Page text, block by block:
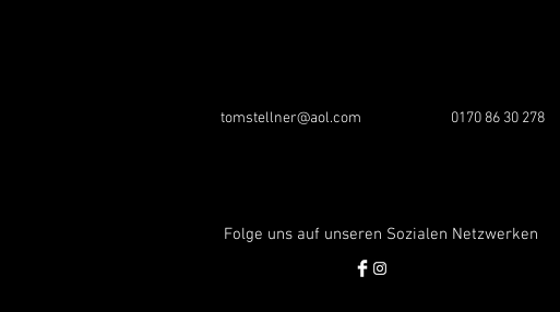
tomstellner@aol.com 0170 86 30 278
Folge uns auf unseren Sozialen Netzwerken